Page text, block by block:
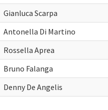
Gianluca Scarpa
Antonella Di Martino
Rossella Aprea
Bruno Falanga
Denny De Angelis